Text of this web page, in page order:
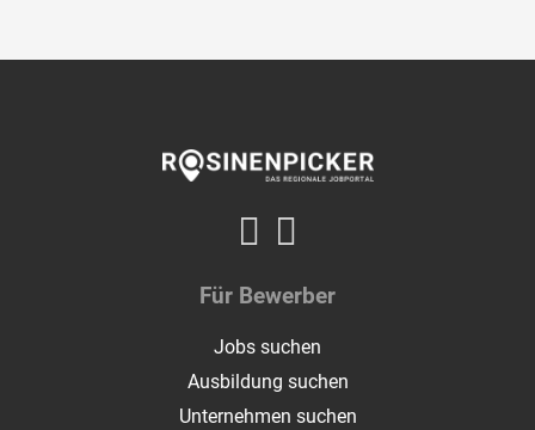
Für Bewerber
Jobs suchen
Ausbildung suchen
Unternehmen suchen